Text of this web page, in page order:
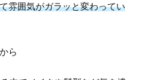
雰囲気がガラッと変わってい
ら